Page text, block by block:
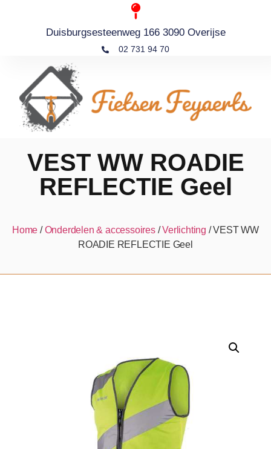
Duisburgsesteenweg 166 3090 Overijse
02 731 94 70
VEST WW ROADIE
REFLECTIE Geel
Home /Onderdelen & accessoires/Verlichting / VEST WW
ROADIE REFLECTIE Geel